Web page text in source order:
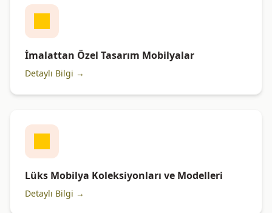
İmalattan Özel Tasarım Mobilyalar
Detaylı Bilgi →
Lüks Mobilya Koleksiyonları ve Modelleri
Detaylı Bilgi →